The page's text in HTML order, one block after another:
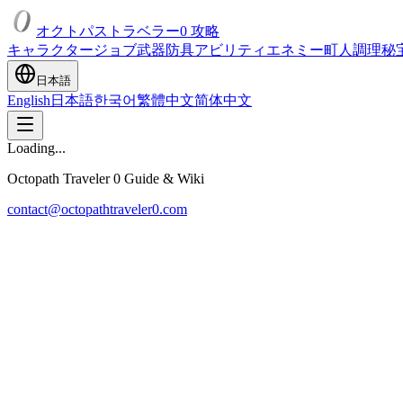
オクトパストラベラー0 攻略
キャラクタージョブ武器防具アビリティ エネミー町人 調理秘
日本語
English 日本語한국어繁體中文简体中文
Loading...
Octopath Traveler 0 Guide & Wiki
contact@octopathtraveler0.com